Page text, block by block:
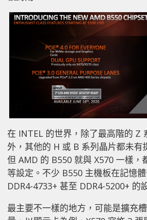
在 INTEL 的世界，除了最高階的 Z
外，其他的 H 或 B 系列晶片都未有
但 AMD 的 B550 就與 X570 一樣，
等設定。不少 B550 主機板在記憶
DDR4-4733+ 甚至 DDR4-5200+ 的
最主要不一樣的地方，可能是擴充